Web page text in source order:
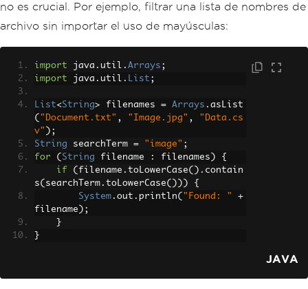
no es crucial. Por ejemplo, filtrar una lista de nombres de
archivo sin importar el uso de mayúsculas:
import java . util . Arrays ;
import java . util . List ;
List<String> filenames = Arrays . asList
( "Document.txt" , "Image.jpg" ,
"Data.cs
v" );
String searchTerm = "image" ;
for
( String filename : filenames )
{
if
( filename . toLowerCase(). contain
s( searchTerm . toLowerCase()))
{
System . out . println( "Found: "
+
filename );
}
}
JAVA